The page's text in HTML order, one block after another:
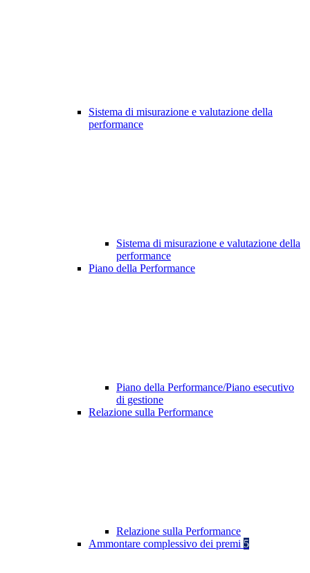
Sistema di misurazione e valutazione della
performance
Sistema di misurazione e valutazione della
performance
Piano della Performance
Piano della Performance/Piano esecutivo
di gestione
Relazione sulla Performance
Relazione sulla Performance
Ammontare complessivo dei premi 5